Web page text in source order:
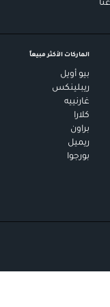
الماركات الأكثر مبيعاً
بيو أويل
ريبلينكس
غارنييه
كلارا
براون
ريميل
بورجوا